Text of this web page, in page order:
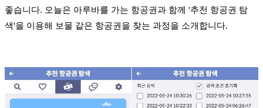
좋습니다. 오늘은 아루바를 가는 항공권과 함께 '추천 항공권 탐
색'을 이용해 보물 같은 항공권을 찾는 과정을 소개합니다.